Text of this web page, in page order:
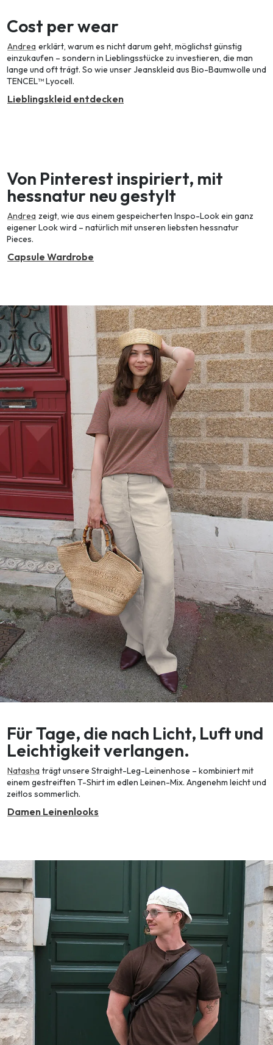
Cost per wear
Andrea erklärt, warum es nicht darum geht, möglichst günstig
einzukaufen – sondern in Lieblingsstücke zu investieren, die man
lange und oft trägt. So wie unser Jeanskleid aus Bio-Baumwolle und
TENCEL™ Lyocell.
Lieblingskleid entdecken
Von Pinterest inspiriert, mit
hessnatur neu gestylt
Andrea zeigt, wie aus einem gespeicherten Inspo-Look ein ganz
eigener Look wird – natürlich mit unseren liebsten hessnatur
Pieces.
Capsule Wardrobe
Für Tage, die nach Licht, Luft und
Leichtigkeit verlangen.
Natasha trägt unsere Straight-Leg-Leinenhose – kombiniert mit
einem gestreiften T-Shirt im edlen Leinen-Mix. Angenehm leicht und
zeitlos sommerlich.
Damen Leinenlooks